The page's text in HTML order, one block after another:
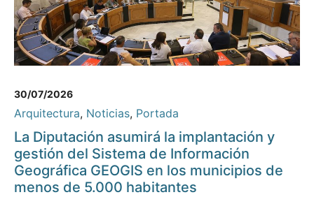
30/07/2026
Arquitectura, Noticias, Portada
La Diputación asumirá la implantación y
gestión del Sistema de Información
Geográfica GEOGIS en los municipios de
menos de 5.000 habitantes